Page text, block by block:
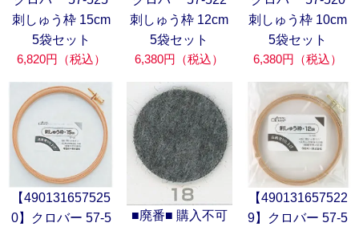
刺しゅう枠 15cm
5袋セット
6,820円（税込）
刺しゅう枠 12cm
5袋セット
6,380円（税込）
刺しゅう枠 10cm
5袋セット
6,380円（税込）
【490131657525
0】クロバー 57-5
■廃番■ 購入不可
【490131657522
9】クロバー 57-5